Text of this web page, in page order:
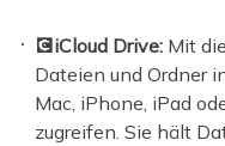
💽iCloud Drive: Mit
Dateien und Ordner
Mac, iPhone, iPad
zugreifen. Sie hält